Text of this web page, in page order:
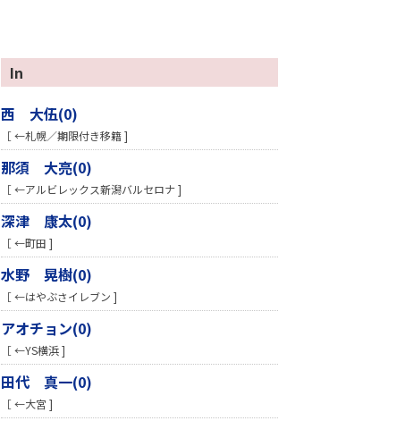
In
西 大伍(0)
［ ←札幌／期限付き移籍 ]
那須 大亮(0)
［ ←アルビレックス新潟バルセロナ ]
深津 康太(0)
［ ←町田 ]
水野 晃樹(0)
［ ←はやぶさイレブン ]
アオチョン(0)
［ ←YS横浜 ]
田代 真一(0)
［ ←大宮 ]